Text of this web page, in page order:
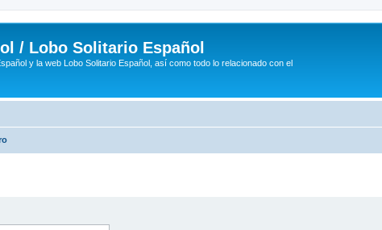
/ Lobo Solitario Español
y la web Lobo Solitario Español, así como todo lo relacionado con el